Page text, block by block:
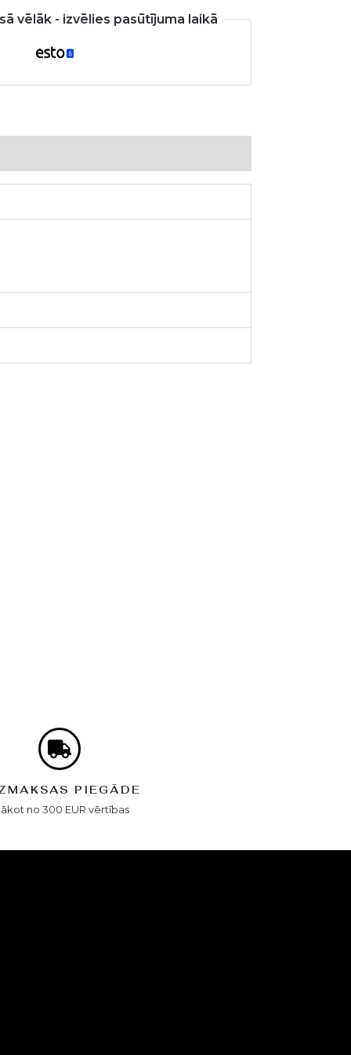
vēlāk - izvēlies pasūtījuma laikā
PIEGĀDE
no 300 EUR vērtības